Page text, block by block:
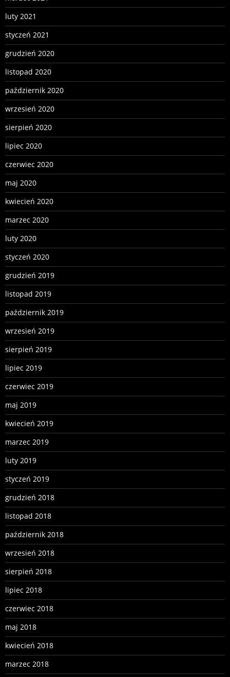
luty 2021
styczeń 2021
grudzień 2020
listopad 2020
październik 2020
wrzesień 2020
sierpień 2020
lipiec 2020
czerwiec 2020
maj 2020
kwiecień 2020
marzec 2020
luty 2020
styczeń 2020
grudzień 2019
listopad 2019
październik 2019
wrzesień 2019
sierpień 2019
lipiec 2019
czerwiec 2019
maj 2019
kwiecień 2019
marzec 2019
luty 2019
styczeń 2019
grudzień 2018
listopad 2018
październik 2018
wrzesień 2018
sierpień 2018
lipiec 2018
czerwiec 2018
maj 2018
kwiecień 2018
marzec 2018